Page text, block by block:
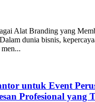
Alat Branding yang
dunia bisnis,
untuk Event
Profesional yang